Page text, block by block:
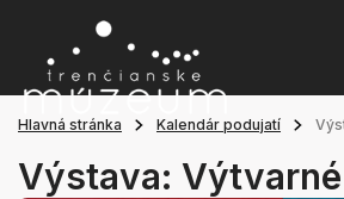
Hlavná stránka Kalendár podujatí
Výstava: